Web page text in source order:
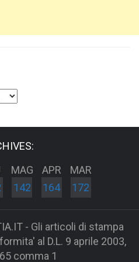
MAG
142
APR
164
MAR
172
- Gli articoli di stampa
al D.L. 9 aprile 2003,
comma 1